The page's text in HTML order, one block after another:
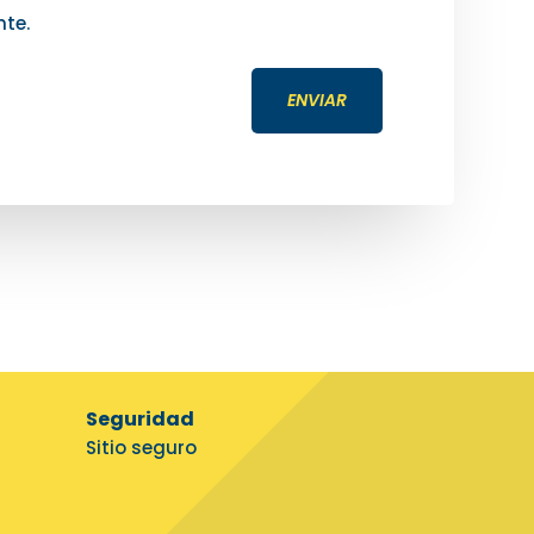
ENVIAR
Seguridad
Sitio seguro